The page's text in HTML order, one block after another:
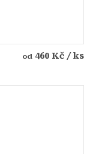
od 460 Kč / ks